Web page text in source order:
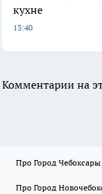
кухне
13:40
Комментарии на
Про Город Чебоксары
Про Город